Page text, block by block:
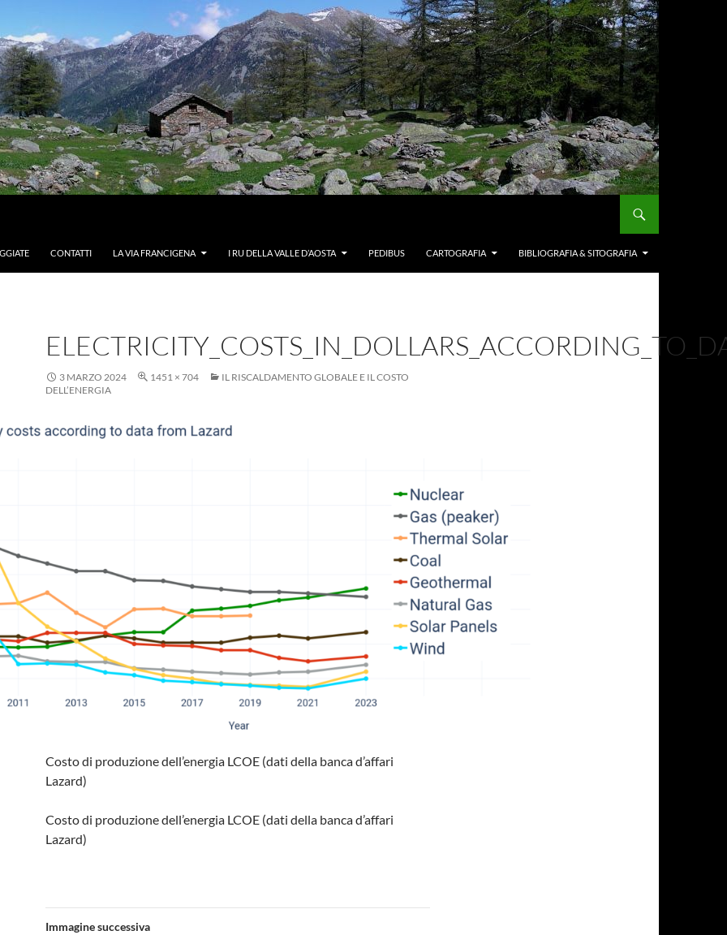
CONTATTI LA VIA FRANCIGENA I RU DELLA VALLE D’AOSTA PEDIBUS CARTOGRAFIA BIBLIOGRAFIA & SITOGRAFIA
3 MARZO 2024 1451 × 704
IL RISCALDAMENTO GLOBALE E IL COSTO
DELL’ENERGIA
Costo di produzione dell’energia LCOE (dati della banca d’affari
Lazard)
Costo di produzione dell’energia LCOE (dati della banca d’affari
Lazard)
Immagine successiva